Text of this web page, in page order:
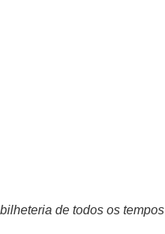
de todos os tempos